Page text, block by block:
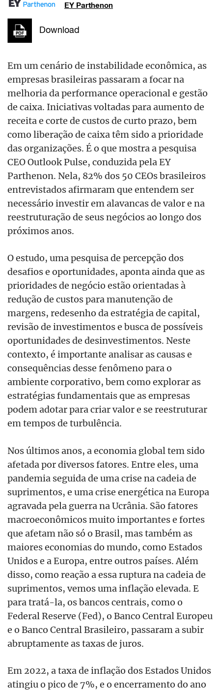
EY Parthenon
Download
Em um cenário de instabilidade econômica, as
empresas brasileiras passaram a focar na
melhoria da performance operacional e gestão
de caixa. Iniciativas voltadas paraaumento de
receita e corte de custos de curto prazo, bem
como liberação de caixatêm sido a prioridade
das organizações. É o que mostra a pesquisa
CEO Outlook Pulse, conduzida pela EY
Parthenon. Nela, 82% dos 50 CEOs brasileiros
entrevistados afirmaram que entendem ser
necessário investir em alavancas de valor e na
reestruturação de seus negócios ao longo dos
próximos anos.
O estudo, uma pesquisa de percepção dos
desafios e oportunidades, aponta ainda que as
prioridades de negócio estão orientadas à
redução de custos para manutenção de
margens, redesenho da estratégia de capital,
revisão de investimentos e busca de possíveis
oportunidades de desinvestimentos. Neste
contexto, é importante analisar as causas e
consequências desse fenômeno para o
ambiente corporativo, bem como explorar as
estratégias fundamentais que as empresas
podem adotar para criar valor e se reestruturar
em tempos de turbulência.
Nos últimos anos, a economia global tem sido
afetada por diversos fatores. Entre eles, uma
pandemia seguida de uma crise na cadeia de
suprimentos, e uma crise energética na Europa
agravada pela guerra na Ucrânia. São fatores
macroeconômicos muito importantes e fortes
que afetam não só o Brasil, mas também as
maiores economias do mundo, como Estados
Unidos e a Europa, entre outros países. Além
disso, como reação a essa ruptura na cadeia de
suprimentos, vemos uma inflação elevada. E
para tratá-la, os bancos centrais, como o
Federal Reserve (Fed), o Banco Central Europeu
e o Banco Central Brasileiro, passaram a subir
abruptamente as taxas de juros.
Em 2022, a taxa de inflação dos Estados Unidos
atingiu o pico de 7%, e o encerramento do ano